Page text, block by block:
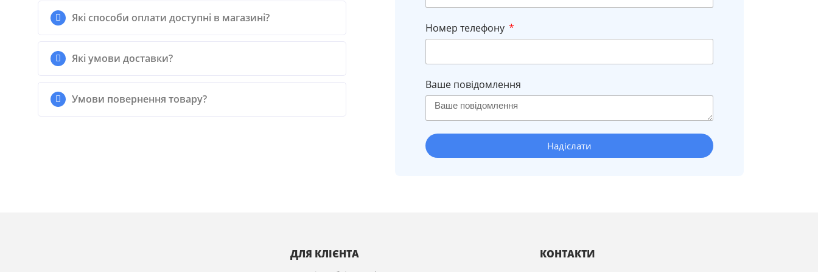
Які способи оплати доступні в магазині?
Які умови доставки?
Умови повернення товару?
Номер телефону
Ваше повідомлення
Надіслати
ДЛЯ КЛІЄНТА
КОНТАКТИ